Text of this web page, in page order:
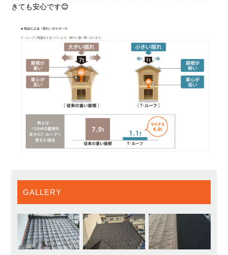
きても安心です😊
GALLERY